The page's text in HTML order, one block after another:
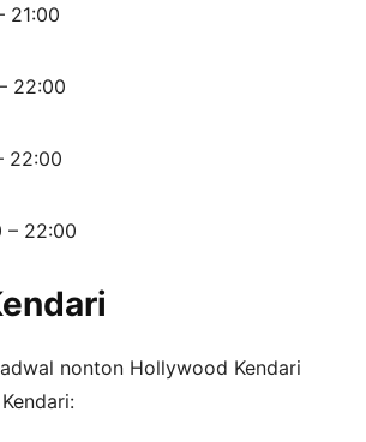
21:00
22:00
22:00
– 22:00
nonton Hollywood Kendari